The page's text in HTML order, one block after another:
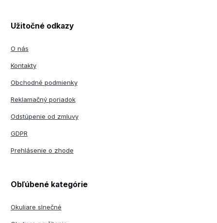
Užitočné odkazy
O nás
Kontakty
Obchodné podmienky
Reklamačný poriadok
Odstúpenie od zmluvy
GDPR
Prehlásenie o zhode
Obľúbené kategórie
Okuliare slnečné